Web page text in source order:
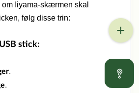
om Iiyama-skærmen skal
følg disse trin:
stick:
.
.